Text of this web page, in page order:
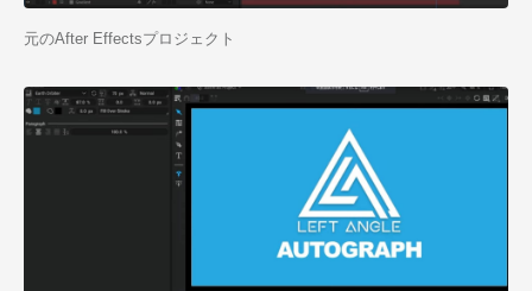
元のAfter Effectsプロジェクト